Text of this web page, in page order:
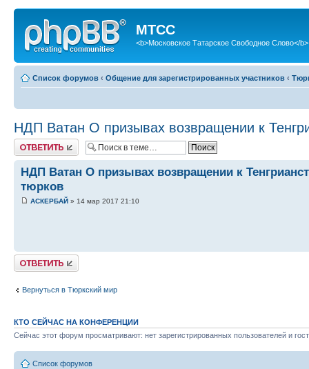
МТСС
<b>Московское Татарское Свободное Слово</b>
Список форумов ‹ Общение для зарегистрированных участников ‹
НДП Ватан О призывах возвращении к
Ответить
НДП Ватан О призывах возвращении к
тюрков
АСКЕРБАЙ » 14 мар 2017 21:10
Ответить
Вернуться в Тюркский мир
КТО СЕЙЧАС НА КОНФЕРЕНЦИИ
Сейчас этот форум просматривают: нет зарегистрированных пользователей и
Список форумов